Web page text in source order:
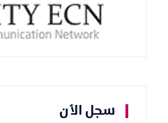
سجل الأن